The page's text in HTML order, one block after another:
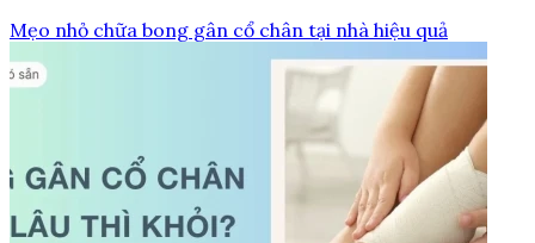
Mẹo nhỏ chữa bong gân cổ chân tại nhà hiệu quả